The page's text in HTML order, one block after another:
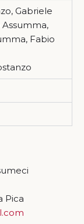
Gabriele
Assumma,
Fabio
Pica